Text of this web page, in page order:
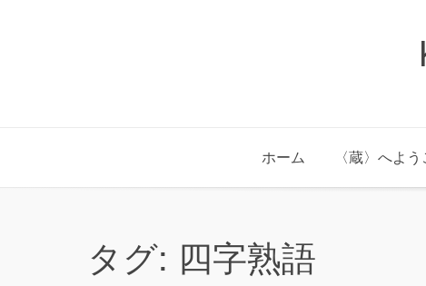
ホーム 〈蔵〉へよ
タグ: 四字熟語